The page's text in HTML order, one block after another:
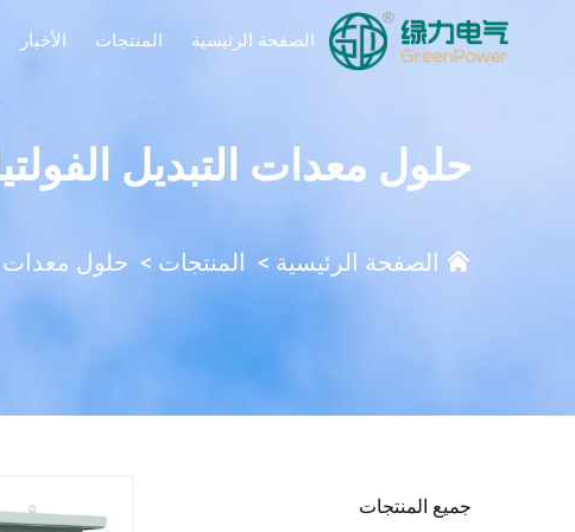
الصفحة الرئيسية المنتجات الأخبار
حلول معدات التبديل
الصفحة الرئيسية > المنتجات > حلول معدات
جميع المنتجات